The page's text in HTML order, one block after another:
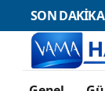
SON DAKİKA